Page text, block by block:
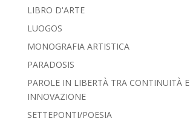
LIBRO D'ARTE
LUOGOS
MONOGRAFIA ARTISTICA
PARADOSIS
PAROLE IN LIBERTÀ TRA CONTINUITÀ E
INNOVAZIONE
SETTEPONTI/POESIA